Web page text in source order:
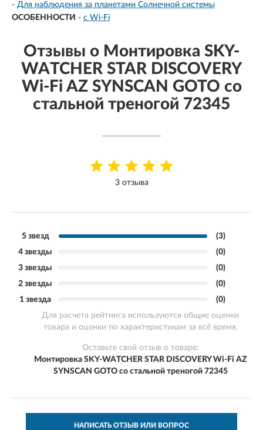
- Для наблюдения за планетами Солнечной системы
ОСОБЕННОСТИ - с Wi-Fi
Отзывы о Монтировка SKY-
WATCHER STAR DISCOVERY
Wi-Fi AZ SYNSCAN GOTO со
стальной треногой 72345
3 отзыва
5 звезд
(3)
4 звезды
(0)
3 звезды
(0)
2 звезды
(0)
1 звезда
(0)
Для расчета рейтинга используются общие оценки
товара и оценки по характеристикам за всё время.
Оставьте свой отзыв о товаре:
Монтировка SKY-WATCHER STAR DISCOVERY Wi-Fi AZ
SYNSCAN GOTO со стальной треногой 72345
НАПИСАТЬ ОТЗЫВ ИЛИ ВОПРОС